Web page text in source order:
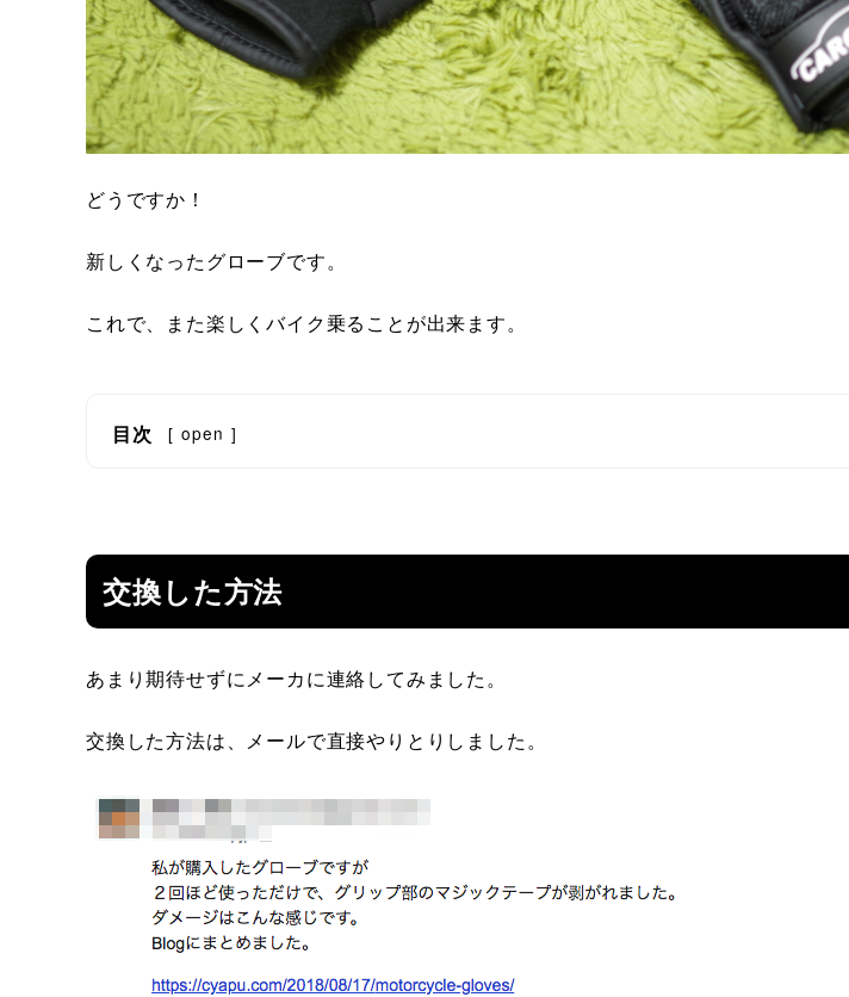
どうですか！
新しくなったグローブです。
これで、また楽しくバイク乗ることが出来ます。
目次 [ open ]
交換した方法
あまり期待せずにメーカに連絡してみました。
交換した方法は、メールで直接やりとりしました。